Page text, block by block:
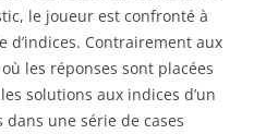
le joueur est confronté à
d’indices. Contrairement aux
les réponses sont placées
solutions aux indices d’un
dans une série de cases